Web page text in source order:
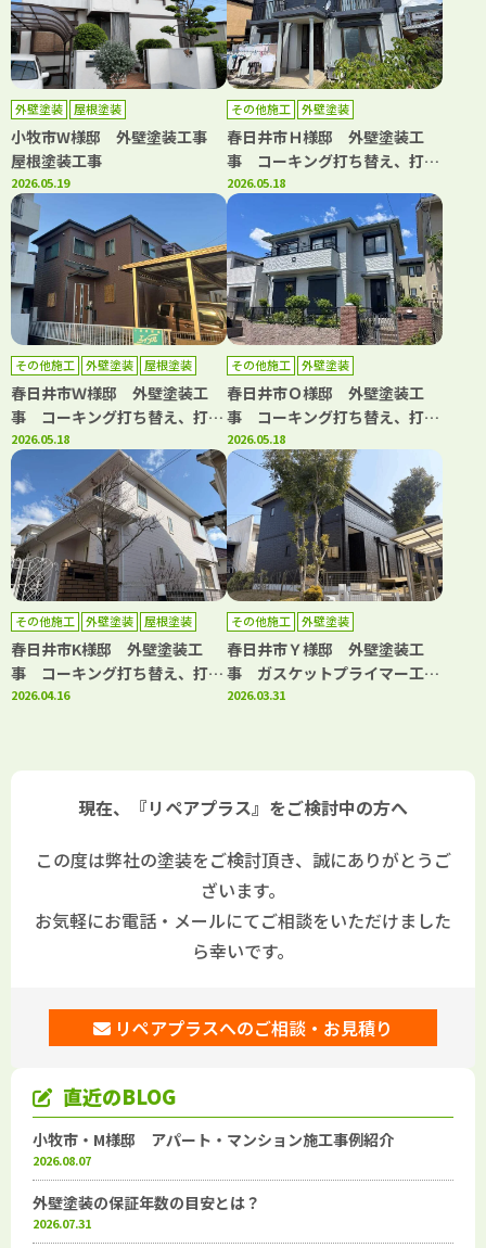
外壁塗装 屋根塗装
小牧市W様邸 外壁塗装工事
屋根塗装工事
2026.05.19
その他施工 外壁塗装
春日井市Ｈ様邸 外壁塗装工
事 コーキング打ち替え、打ち
増し工事 屋根重ね葺き工事
雨樋交換工事
2026.05.18
その他施工 外壁塗装 屋根塗装
春日井市Ｗ様邸 外壁塗装工
事 コーキング打ち替え、打ち
増し工事 屋根塗装工事 ベラ
ンダトップコート工事 その他
工事
2026.05.18
その他施工 外壁塗装
春日井市Ｏ様邸 外壁塗装工
事 コーキング打ち替え、打ち
増し工事 ガスケット工事 ベ
ランダトップコート工事
2026.05.18
その他施工 外壁塗装
屋根塗装
防水工事
春日井市K様邸 外壁塗装工
事 コーキング打ち替え、打ち
増し工事 屋根塗装工事 防水
2026.04.16
その他施工 外壁塗装
春日井市Ｙ様邸 外壁塗装工
事 ガスケットプライマー工
事 コーキング打ち替え・打ち
外機･室内機撤去処分工事
2026.03.31
現在、『リペアプラス』をご検討中の方へ
この度は弊社の塗装をご検討頂き、誠にありがとうご
ざいます。
お気軽にお電話・メールにてご相談をいただけました
ら幸いです。
リペアプラスへのご相談・お見積り
直近のBLOG
小牧市・M様邸 アパート・マンション施工事例紹介
2026.08.07
外壁塗装の保証年数の目安とは？
2026.07.31